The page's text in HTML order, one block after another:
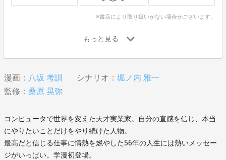
※書店により取り扱いがない場合がございます。
漫画： 八坂 考訓 シナリオ： 堀ノ内 雅一
監修： 桑原 晃弥
コンピュータで世界を変えた天才実業家。自分の直感を信じ、本当
にやりたいことだけをやり続けた人物。
最高だと信じる仕事に情熱を燃やした56年の人生には熱いメッセー
ジがいっぱい。学漫初登場。